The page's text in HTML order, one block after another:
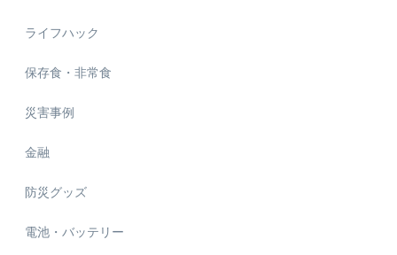
ライフハック
保存食・非常食
災害事例
金融
防災グッズ
電池・バッテリー